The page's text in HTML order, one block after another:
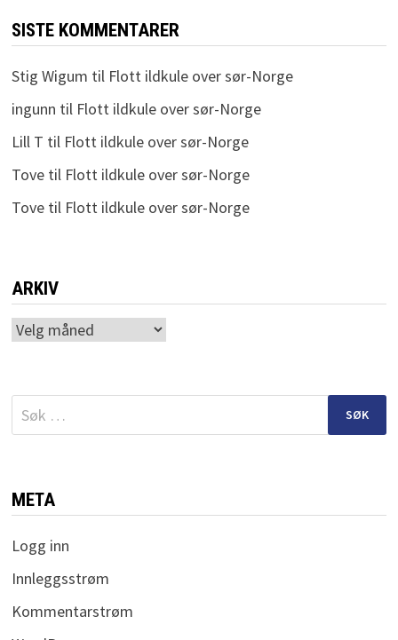
SISTE KOMMENTARER
Stig Wigum til Flott ildkule over sør-Norge
ingunn til Flott ildkule over sør-Norge
Lill T til Flott ildkule over sør-Norge
Tovetil Flott ildkule over sør-Norge
Tovetil Flott ildkule over sør-Norge
ARKIV
Arkiv
Søk
etter:
META
Logg inn
Innleggsstrøm
Kommentarstrøm